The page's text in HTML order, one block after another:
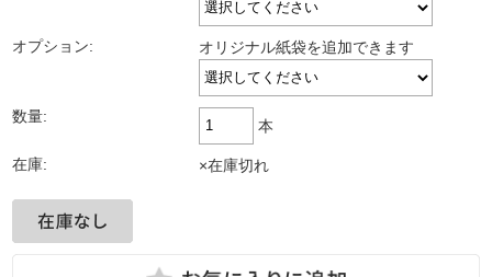
オプション: オリジナル紙袋を追加できます
数量:
本
在庫: ×在庫切れ